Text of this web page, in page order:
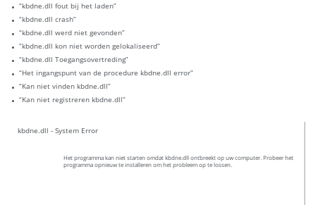
“kbdne.dll fout bij het laden”
“kbdne.dll crash”
“kbdne.dll werd niet gevonden”
“kbdne.dll kon niet worden gelokaliseerd”
“kbdne.dll Toegangsovertreding”
“Het ingangspunt van de procedure kbdne.dll error”
“Kan niet vinden kbdne.dll”
“Kan niet registreren kbdne.dll”
kbdne.dll - System Error
Het programma kan niet starten omdat kbdne.dll ontbreekt op uw computer. Probeer het
programma opnieuw te installeren om het probleem op te lossen.